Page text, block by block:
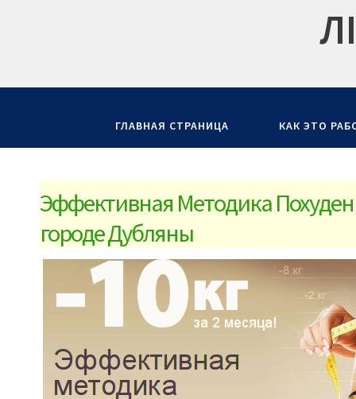
ГЛАВНАЯ СТРАНИЦА КАК ЭТО
Эффективная Методика
городе Дубляны